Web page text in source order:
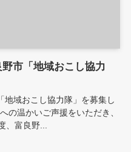
野市「地域おこし協力
地域おこし協力隊」を募集し
の温かいご声援をいただき、
、富良野...